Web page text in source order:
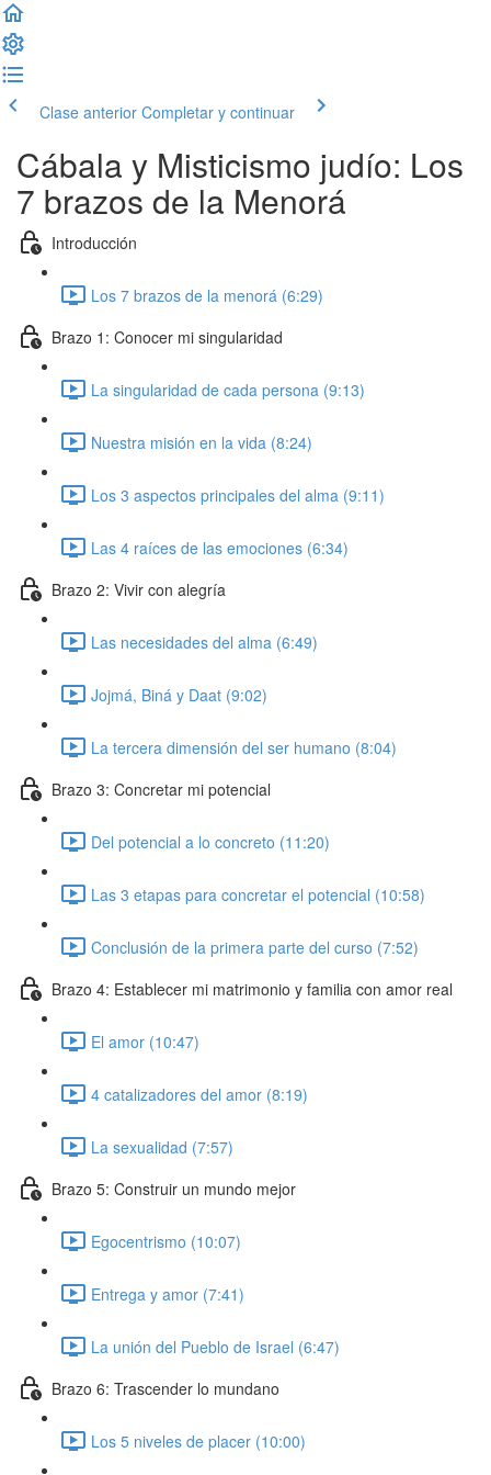
Clase anterior Completar y continuar
Cábala y Misticismo judío: Los
7 brazos de la Menorá
Introducción
Los 7 brazos de la menorá (6:29)
Brazo 1: Conocer mi singularidad
La singularidad de cada persona (9:13)
Nuestra misión en la vida (8:24)
Los 3 aspectos principales del alma (9:11)
Las 4 raíces de las emociones (6:34)
Brazo 2: Vivir con alegría
Las necesidades del alma (6:49)
Jojmá, Biná y Daat (9:02)
La tercera dimensión del ser humano (8:04)
Brazo 3: Concretar mi potencial
Del potencial a lo concreto (11:20)
Las 3 etapas para concretar el potencial (10:58)
Conclusión de la primera parte del curso (7:52)
Brazo 4: Establecer mi matrimonio y familia con amor real
El amor (10:47)
4 catalizadores del amor (8:19)
La sexualidad (7:57)
Brazo 5: Construir un mundo mejor
Egocentrismo (10:07)
Entrega y amor (7:41)
La unión del Pueblo de Israel (6:47)
Brazo 6: Trascender lo mundano
Los 5 niveles de placer (10:00)